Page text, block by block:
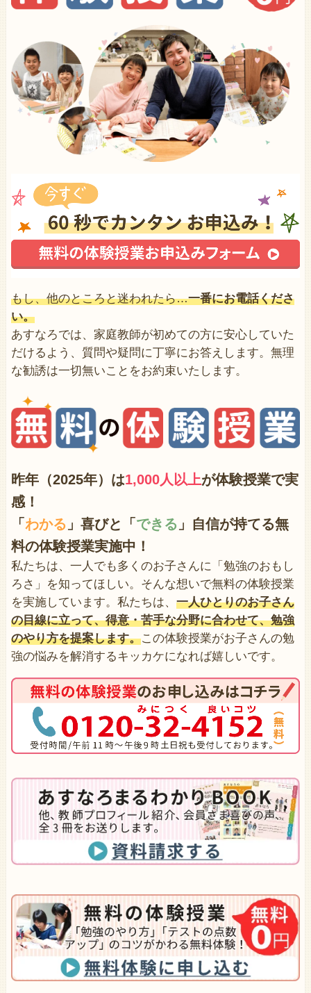
もし、他のところと迷われたら…一番にお電話くださ
い。
あすなろでは、家庭教師が初めての方に安心していた
だけるよう、質問や疑問に丁寧にお答えします。無理
な勧誘は一切無いことをお約束いたします。
昨年（2025年）は1,000人以上が体験授業で実
感！
「 わかる 」喜びと「 できる 」自信が持てる無
料の体験授業実施中！
私たちは、一人でも多くのお子さんに「勉強のおもし
ろさ」を知ってほしい。そんな想いで無料の体験授業
を実施しています。私たちは、 一人ひとりのお子さん
の目線に立って、得意・苦手な分野に合わせて、勉強
のやり方を提案します。この体験授業がお子さんの勉
強の悩みを解消するキッカケになれば嬉しいです。